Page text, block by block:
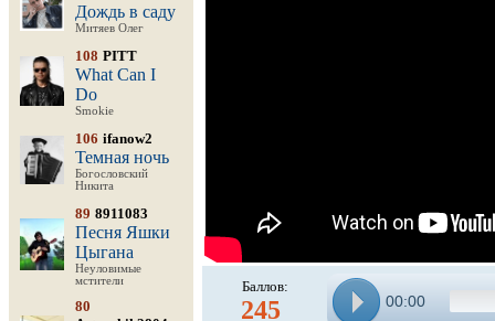
Дождь в саду
Митяев Олег
108 PITT
What Can I
Do
Smokie
106 ifanow2
Темная ночь
Богословский
Никита
89 8911083
Песня Яшки
Цыгана
Неуловимые
мстители
80
Баллов:
245 00:00